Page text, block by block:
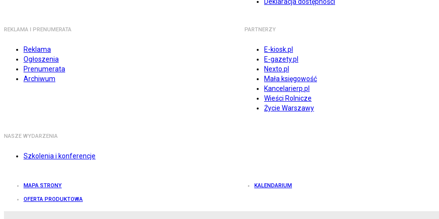
REKLAMA I PRENUMERATA
Reklama
Ogłoszenia
Prenumerata
Archiwum
PARTNERZY
E-kiosk.pl
E-gazety.pl
Nexto.pl
Mała księgowość
Kancelarierp.pl
Wieści Rolnicze
Życie Warszawy
NASZE WYDARZENIA
Szkolenia i konferencje
MAPA STRONY KALENDARIUM
OFERTA PRODUKTOWA